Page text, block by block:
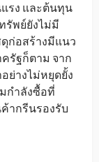
รง และต้นทุน
รัพย์ยังไม่มี
ก่อสร้างมีแนว
รัฐก็ตาม จาก
ย่างไม่หยุดยั้ง
กำลังซื้อที่
ากรีนรองรับ